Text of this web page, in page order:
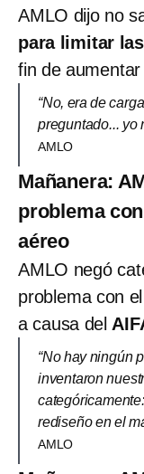
AMLO dijo no
para limitar
fin de aumentar
“No, era de
preguntado... yo
AMLO
Mañanera:
problema
aéreo
AMLO negó
problema con el
a causa del
“No hay ningún
inventaron
rediseño en el
AMLO